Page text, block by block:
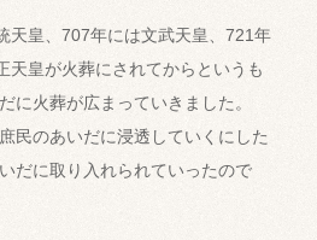
天皇、707年には文武天皇、721年
天皇が火葬にされてからというも
に火葬が広まっていきました。
民のあいだに浸透していくにした
だに取り入れられていったので